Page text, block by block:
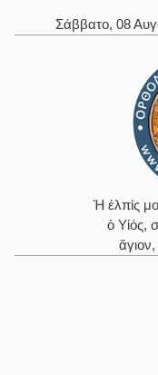
Σάββατο, 08
Ἡ ἐλπίς
ὁ Υἱός,